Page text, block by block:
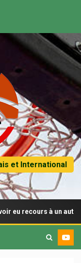
et International
à un autre contrat